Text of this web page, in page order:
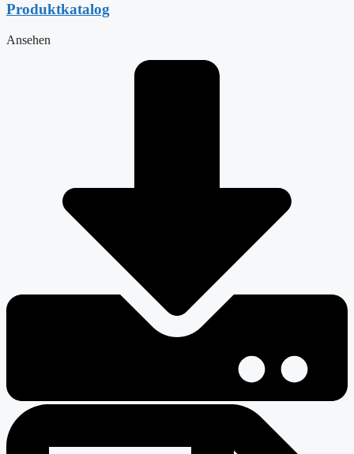
Produktkatalog
Ansehen